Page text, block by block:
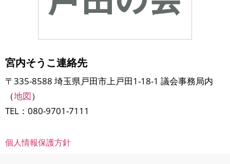
宮内そうこ連絡先
〒335-8588 埼玉県戸田市上戸田1-18-1 議会事務局内
（地図）
TEL：080-9701-7111
個人情報保護方針